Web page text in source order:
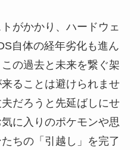
がかかり、ハードウェ
自体の経年劣化も進ん
の過去と未来を繋ぐ架
ることは避けられませ
だろうと先延ばしにせ
に入りのポケモンや思
ちの「引越し」を完了